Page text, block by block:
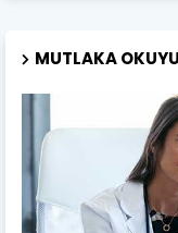
MUTLAKA